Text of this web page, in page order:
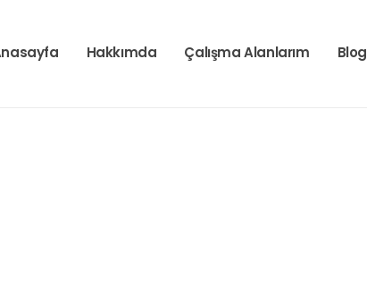
Hakkımda Çalışma Alanlarım Blog